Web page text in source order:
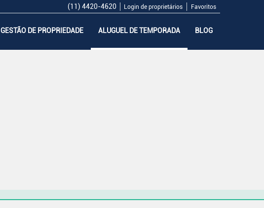
Favoritos
Login de proprietários
(11) 4420-4620
GESTÃO DE PROPRIEDADE ALUGUEL DE TEMPORADA BLOG